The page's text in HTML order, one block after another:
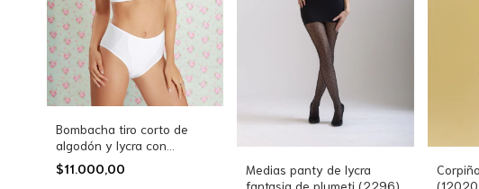
Bombacha tiro corto de
algodón y lycra con
refuerzo (383)
$11.000,00
Medias panty de lycra